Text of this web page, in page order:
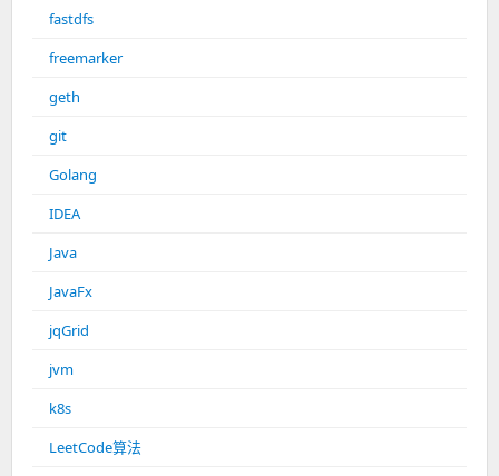
fastdfs
freemarker
geth
git
Golang
IDEA
Java
JavaFx
jqGrid
jvm
k8s
LeetCode算法